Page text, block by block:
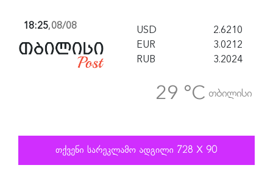
18:25,08/08 USD
2.6210
EUR
3.0212
RUB
3.2024
29 °C თბილისი